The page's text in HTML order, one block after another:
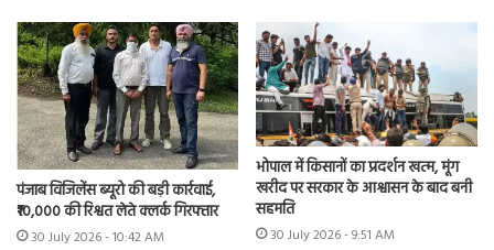
पंजाब विजिलेंस ब्यूरो की बड़ी कार्रवाई,
₹10,000 की रिश्वत लेते क्लर्क गिरफ्तार
30 July 2026 - 10:42 AM
भोपाल में किसानों का प्रदर्शन खत्म, मूंग
खरीद पर सरकार के आश्वासन के बाद बनी
सहमति
30 July 2026 - 9:51 AM